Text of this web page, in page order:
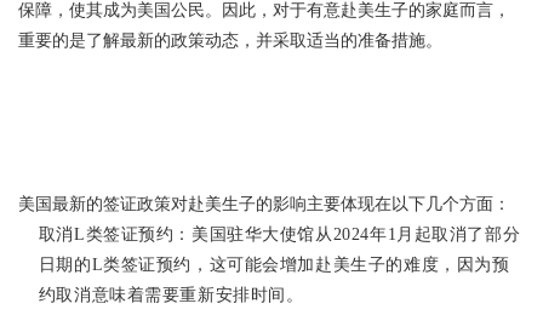
保障，使其成为美国公民。因此，对于有意赴美生子的家庭而言，
重要的是了解最新的政策动态，并采取适当的准备措施。
美国最新的签证政策对赴美生子的影响主要体现在以下几个方面：
取消L类签证预约：美国驻华大使馆从2024年1月起取消了部分
日期的L类签证预约，这可能会增加赴美生子的难度，因为预
约取消意味着需要重新安排时间。